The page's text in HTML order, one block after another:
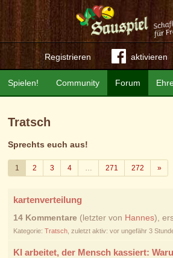
Registrieren aktivieren
Community Forum
Spielen!
Tratsch
Sprechts euch aus!
1 2 3 4 … 271 272 »
kartenverteilung
14 Kommentare(letzter von Hannes),
Kategorie: Tratsch, zuletzt aktiv: vor ungefähr 3
KI arbeitet, der Mensch kassiert: